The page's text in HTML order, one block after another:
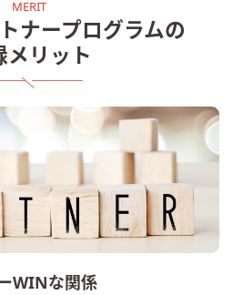
ナープログラムの
メリット
WINな関係